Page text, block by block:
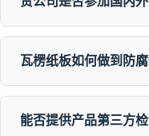
瓦楞纸板如何做到防腐
能否提供产品第三方检